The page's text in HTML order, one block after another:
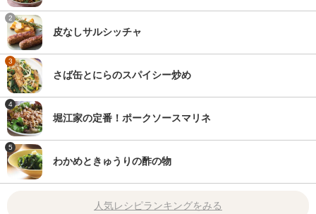
2
皮なしサルシッチャ
3
さば缶とにらのスパイシー炒め
4
堀江家の定番！ポークソースマリネ
5
わかめときゅうりの酢の物
人気レシピランキングをみる